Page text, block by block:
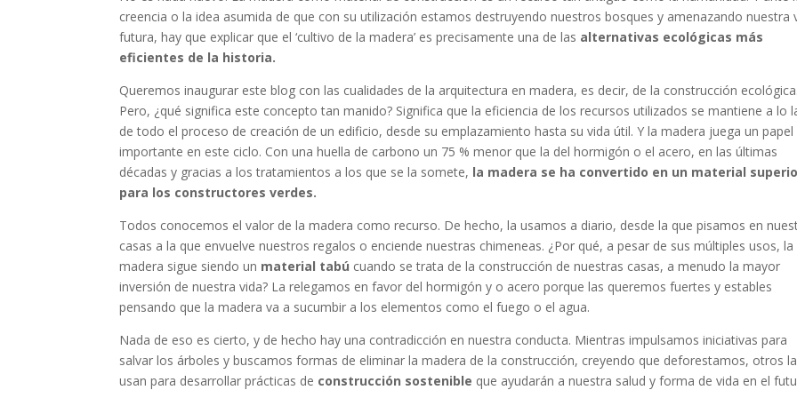
creencia o la idea asumida de que con su utilización estamos destruyendo nuestros bosques y amenazando nuestra
futura, hay que explicar que el ‘cultivo de la madera’ es precisamente una de las alternativas ecológicas más
eficientes de la historia.
Queremos inaugurar este blog con las cualidades de la arquitectura en madera, es decir, de la construcción ecológica.
Pero, ¿qué significa este concepto tan manido? Significa que la eficiencia de los recursos utilizados se mantiene a lo
de todo el proceso de creación de un edificio, desde su emplazamiento hasta su vida útil. Y la madera juega un papel
importante en este ciclo. Con una huella de carbono un 75 % menor que la del hormigón o el acero, en las últimas
décadas y gracias a los tratamientos a los que se la somete, la madera se ha convertido en un material
para los constructores verdes.
Todos conocemos el valor de la madera como recurso. De hecho, la usamos a diario, desde la que pisamos en
casas a la que envuelve nuestros regalos o enciende nuestras chimeneas. ¿Por qué, a pesar de sus múltiples usos, la
madera sigue siendo un material tabú cuando se trata de la construcción de nuestras casas, a menudo la mayor
inversión de nuestra vida? La relegamos en favor del hormigón y o acero porque las queremos fuertes y estables
pensando que la madera va a sucumbir a los elementos como el fuego o el agua.
Nada de eso es cierto, y de hecho hay una contradicción en nuestra conducta. Mientras impulsamos iniciativas para
salvar los árboles y buscamos formas de eliminar la madera de la construcción, creyendo que deforestamos, otros la
usan para desarrollar prácticas de construcción sostenible que ayudarán a nuestra salud y forma de vida en el